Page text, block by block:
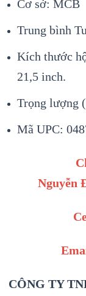
Cơ sở: MCB
Trung bình
Kích thước
21,5 inch.
Trọng lượng
Mã UPC:
Nguyễn
CÔNG TY